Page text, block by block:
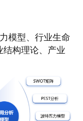
模型、行业生命
构理论、产业